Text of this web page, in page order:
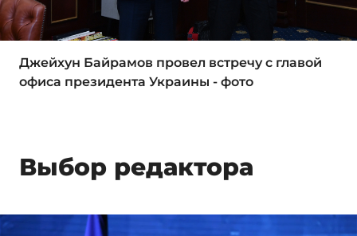
Джейхун Байрамов провел встречу с главой
офиса президента Украины - фото
Выбор редактора